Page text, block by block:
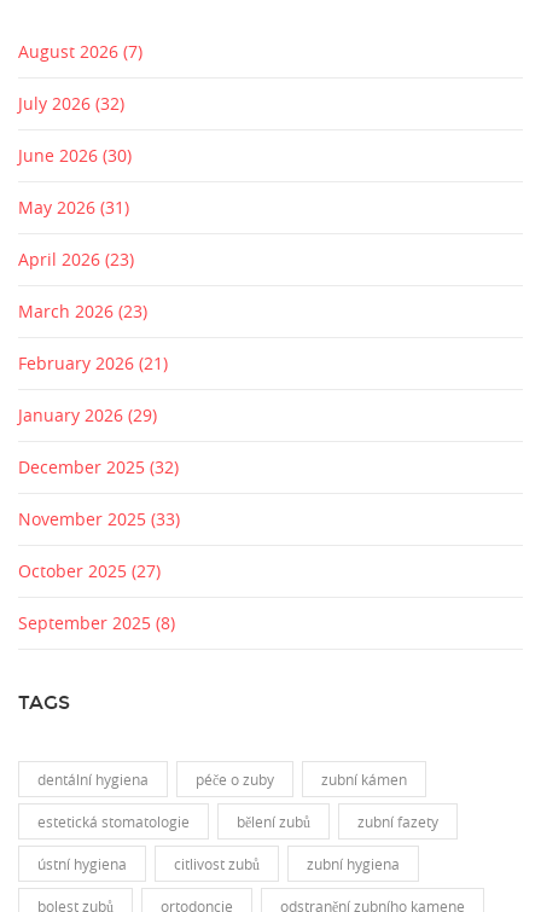
August 2026 (7)
July 2026 (32)
June 2026 (30)
May 2026 (31)
April 2026 (23)
March 2026 (23)
February 2026 (21)
January 2026 (29)
December 2025 (32)
November 2025 (33)
October 2025 (27)
September 2025 (8)
TAGS
dentální hygiena péče o zuby zubní kámen
estetická stomatologie bělení zubů zubní fazety
ústní hygiena citlivost zubů zubní hygiena
bolest zubů ortodoncie odstranění zubního kamene